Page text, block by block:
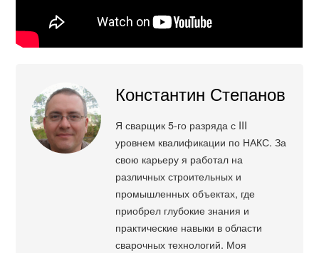
Константин Степанов
Я сварщик 5-го разряда с III
уровнем квалификации по НАКС. За
свою карьеру я работал на
различных строительных и
промышленных объектах, где
приобрел глубокие знания и
практические навыки в области
сварочных технологий. Моя